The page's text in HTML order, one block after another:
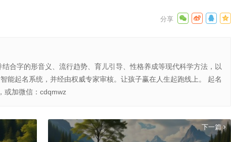
合字的形音义、流行趋势、育儿引导、性格养成等现代科学方法，以
能起名系统，并经由权威专家审核。让孩子赢在人生起跑线上。 起名
或加微信：cdqmwz
下一篇